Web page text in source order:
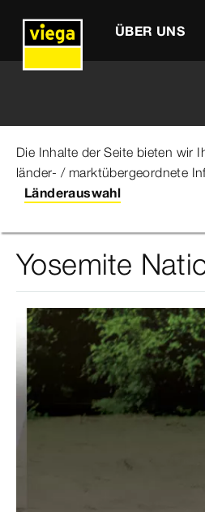
ÜBER UNS
Die Inhalte der Seite bieten wir
länder- / marktübergeordnete
Länderauswahl
Viega Gruppe Über uns
Yosemite